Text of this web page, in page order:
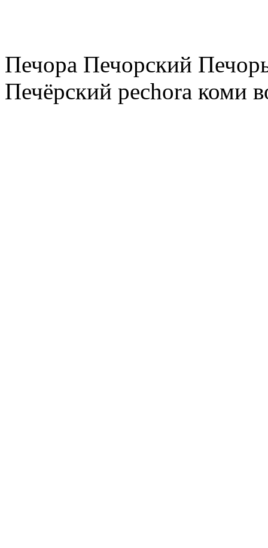
Печора Печорский
Печёрский pechora коми